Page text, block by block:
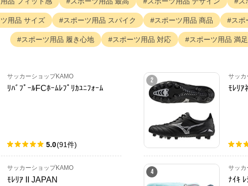
用品 サイズ スポーツ用品 スパイク スポーツ用品 商品 スポ
スポーツ用品 履き心地 スポーツ用品 対応 スポーツ用品 満足
サッカーショップKAMO
ﾘﾊﾞﾌﾟｰﾙFCﾎｰﾑﾚﾌﾟﾘｶﾕﾆﾌｫｰﾑ
5.0(91件)
2 サッカ
ﾓﾚﾘｱ
サッカーショップKAMO
ﾓﾚﾘｱ II JAPAN
4 サッカ
ﾅｲｷ